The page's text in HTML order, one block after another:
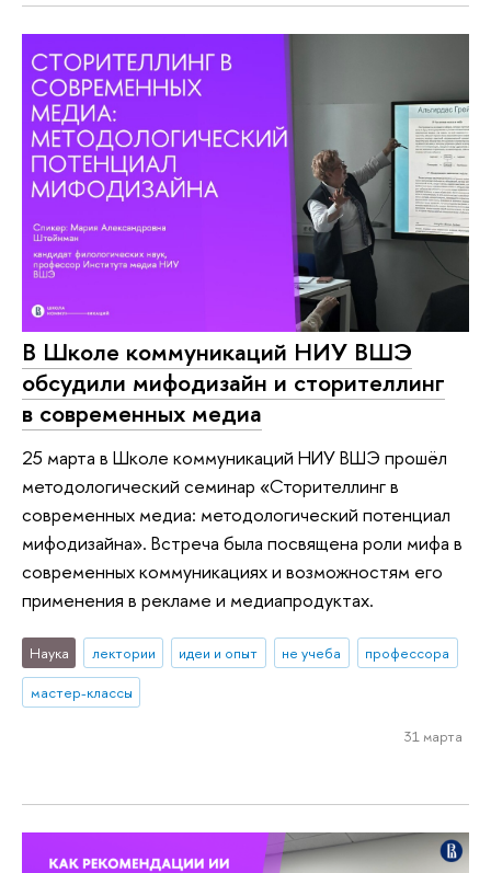
В Школе коммуникаций НИУ ВШЭ
обсудили мифодизайн и сторителлинг
в современных медиа
25 марта в Школе коммуникаций НИУ ВШЭ прошёл
методологический семинар «Сторителлинг в
современных медиа: методологический потенциал
мифодизайна». Встреча была посвящена роли мифа в
современных коммуникациях и возможностям его
применения в рекламе и медиапродуктах.
Наука лектории идеи и опыт не учеба
профессора
мастер-классы
31 марта